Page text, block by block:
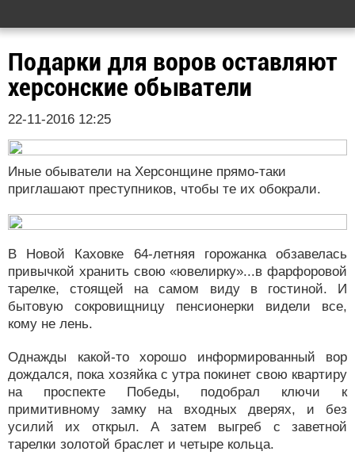
Подарки для воров оставляют
херсонские обыватели
22-11-2016 12:25
Иные обыватели на Херсонщине прямо-таки
приглашают преступников, чтобы те их обокрали.
В Новой Каховке 64-летняя горожанка обзавелась
привычкой хранить свою «ювелирку»...в фарфоровой
тарелке, стоящей на самом виду в гостиной. И
бытовую сокровищницу пенсионерки видели все,
кому не лень.
Однажды какой-то хорошо информированный вор
дождался, пока хозяйка с утра покинет свою квартиру
на проспекте Победы, подобрал ключи к
примитивному замку на входных дверях, и без
усилий их открыл. А затем выгреб с заветной
тарелки золотой браслет и четыре кольца.